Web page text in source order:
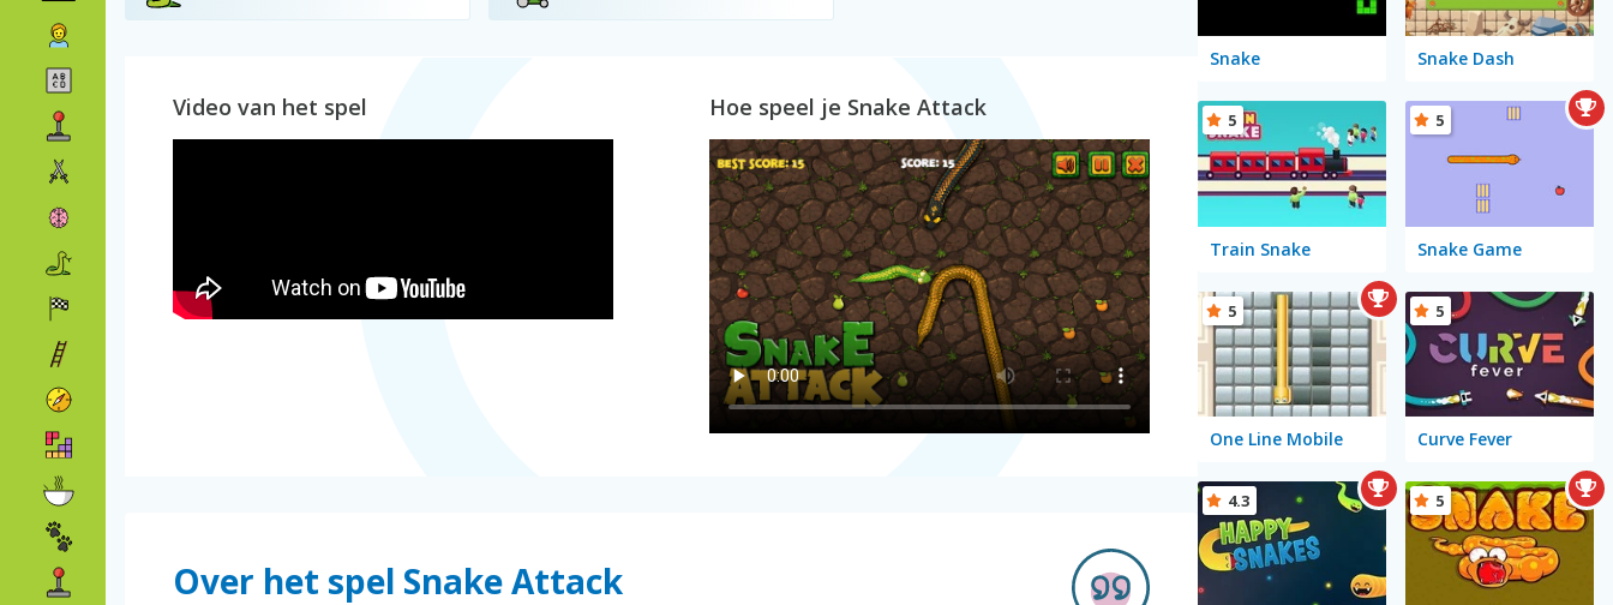
Video van het spel Hoe speel je Snake Attack
Over het spel Snake Attack
Snake Snake Dash
Train Snake
5
Snake Game
5
One Line Mobile
5
Curve Fever
5
4.3 5